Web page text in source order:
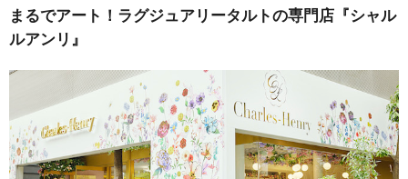
まるでアート！ラグジュアリータルトの専門店『シャル
ルアンリ』